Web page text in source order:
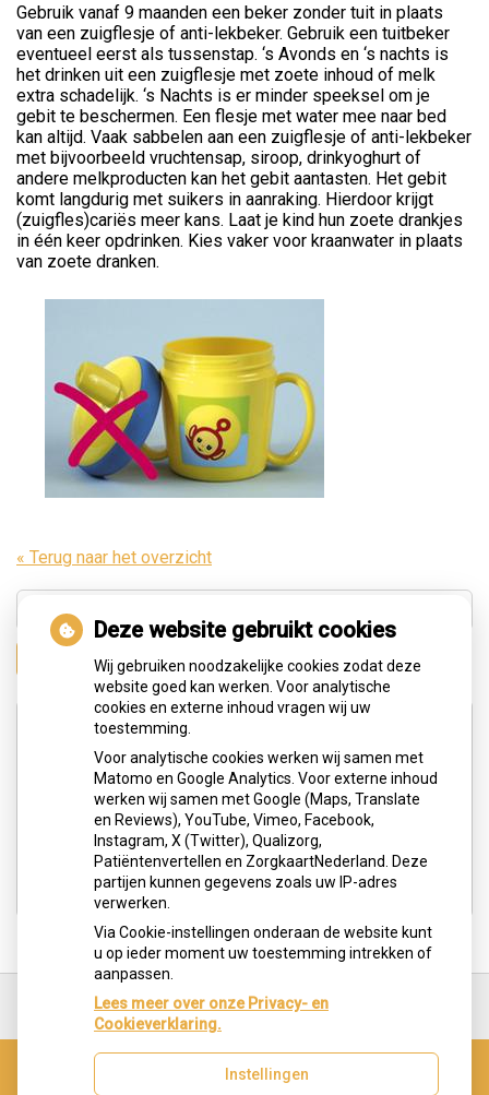
Gebruik vanaf 9 maanden een beker zonder tuit in plaats
van een zuigflesje of anti-lekbeker. Gebruik een tuitbeker
eventueel eerst als tussenstap. ‘s Avonds en ‘s nachts is
het drinken uit een zuigflesje met zoete inhoud of melk
extra schadelijk. ‘s Nachts is er minder speeksel om je
gebit te beschermen. Een flesje met water mee naar bed
kan altijd. Vaak sabbelen aan een zuigflesje of anti-lekbeker
met bijvoorbeeld vruchtensap, siroop, drinkyoghurt of
andere melkproducten kan het gebit aantasten. Het gebit
komt langdurig met suikers in aanraking. Hierdoor krijgt
(zuigfles)cariës meer kans. Laat je kind hun zoete drankjes
in één keer opdrinken. Kies vaker voor kraanwater in plaats
van zoete dranken.
« Terug naar het overzicht
Zoeken
Adresgegevens
Hengelolaan 183c
2545 JG Den Haag
0703291613
info@tandartspraktijkoralart.nl
de
Deze website gebruikt cookies
Wij gebruiken noodzakelijke cookies zodat deze
website goed kan werken. Voor analytische
cookies en externe inhoud vragen wij uw
toestemming.
Voor analytische cookies werken wij samen met
Matomo en Google Analytics. Voor externe inhoud
werken wij samen met Google (Maps, Translate
en Reviews), YouTube, Vimeo, Facebook,
Instagram, X (Twitter), Qualizorg,
Patiëntenvertellen en ZorgkaartNederland. Deze
partijen kunnen gegevens zoals uw IP-adres
verwerken.
Via Cookie-instellingen onderaan de website kunt
u op ieder moment uw toestemming intrekken of
aanpassen.
Lees meer over onze Privacy- en
Cookieverklaring.
Instellingen